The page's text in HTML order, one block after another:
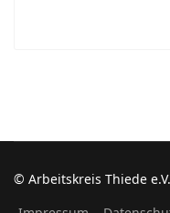
© Arbeitskreis Thiede e.V.